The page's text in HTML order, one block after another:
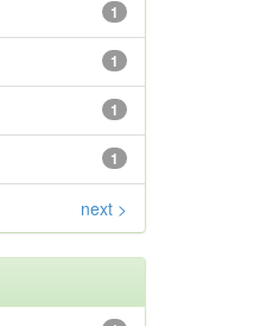
1
1
1
1
next >